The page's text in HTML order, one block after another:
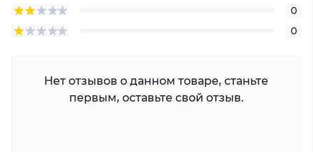
0
0
Нет отзывов о данном товаре, станьте
первым, оставьте свой отзыв.